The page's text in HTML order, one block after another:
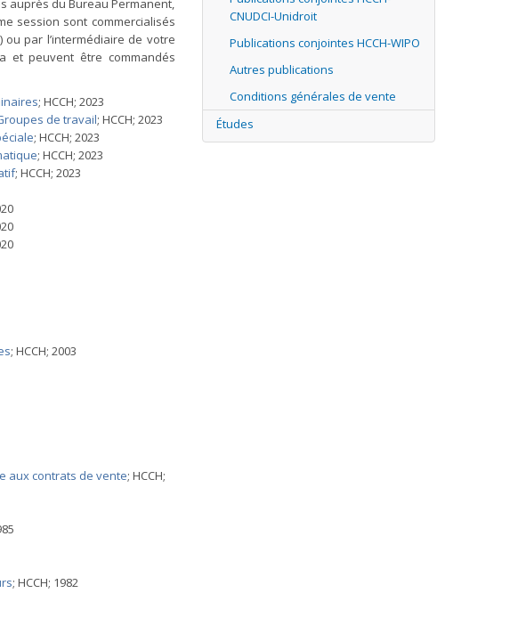
auprès du Bureau Permanent,
session sont commercialisés
) ou par l’intermédiaire de votre
et peuvent être commandés
; HCCH; 2023
de travail; HCCH; 2023
; HCCH; 2023
; HCCH; 2023
; HCCH; 2023
; HCCH; 2003
aux contrats de vente; HCCH;
; HCCH; 1982
CNUDCI-Unidroit
Publications conjointes HCCH-WIPO
Autres publications
Conditions générales de vente
Études